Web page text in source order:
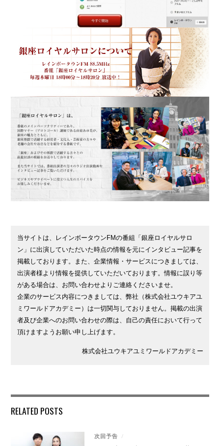
当サイトは、レインボータウンFMの番組「銀座ロイヤルサロ
ン」に出演していただいた時点の情報を元にインタビュー記事を
掲載しております。また、企業情報・サービスにつきましては、
出演者様より情報を提供していただいております。情報に誤り等
がある場合は、お問い合わせよりご連絡くださいませ。
企業のサービス内容につきましては、弊社（株式会社ユウキアユ
ミワールドアカデミー）は一切関与しておりません。掲載の出演
者及び企業へのお問い合わせの際は、自己の責任において行って
頂けますようお願い申し上げます。
株式会社ユウキアユミワールドアカデミー
RELATED POSTS
次回予告 /